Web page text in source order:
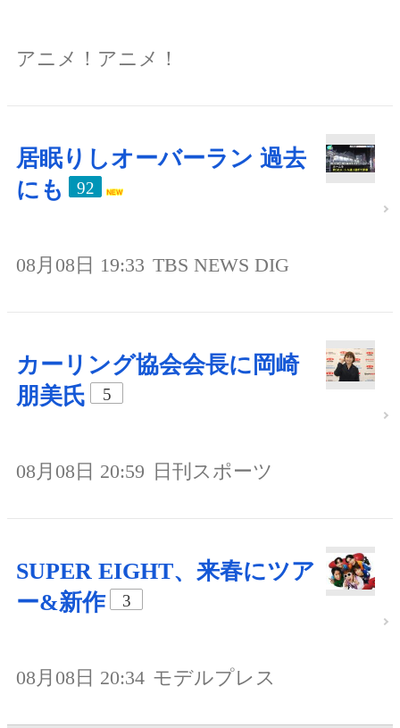
アニメ！アニメ！
居眠りしオーバーラン 過去
にも
92
08月08日 19:33 TBS NEWS DIG
カーリング協会会長に岡崎
朋美氏
5
08月08日 20:59 日刊スポーツ
SUPER EIGHT、来春にツア
ー&新作
3
08月08日 20:34 モデルプレス